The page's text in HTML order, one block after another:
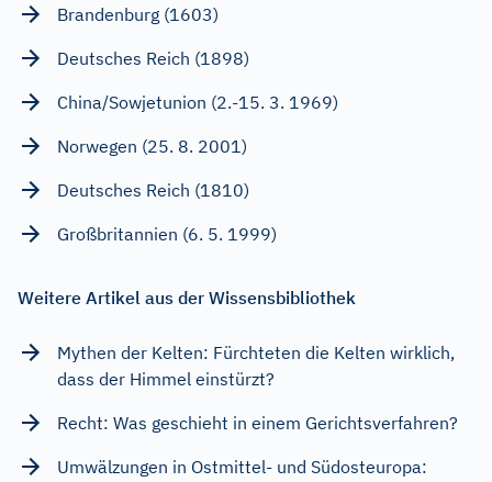
Brandenburg (1603)
Deutsches Reich (1898)
China/Sowjetunion (2.-15. 3. 1969)
Norwegen (25. 8. 2001)
Deutsches Reich (1810)
Großbritannien (6. 5. 1999)
Weitere Artikel aus der Wissensbibliothek
Mythen der Kelten: Fürchteten die Kelten wirklich,
dass der Himmel einstürzt?
Recht: Was geschieht in einem Gerichtsverfahren?
Umwälzungen in Ostmittel- und Südosteuropa: